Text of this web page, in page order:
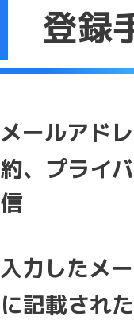
登録
メールアド
約、プライ
信
入力したメ
に記載され